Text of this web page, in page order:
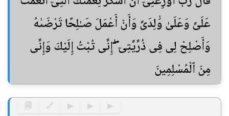
عَلَىَّ وَعَلَىٰ وَٰلِدَىَّ وَأَنْ أَعْمَلَ صَـٰلِحًا تَرْضَىٰهُ
وَأَصْلِحْ لِى فِى ذُرِّيَّتِىٓ ۖ إِنِّى تُبْتُ إِلَيْكَ وَإِنِّى
مِنَ ٱلْمُسْلِمِينَ
▶
▶
▶
🔗
🗐